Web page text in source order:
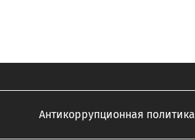
Антикоррупционная политика